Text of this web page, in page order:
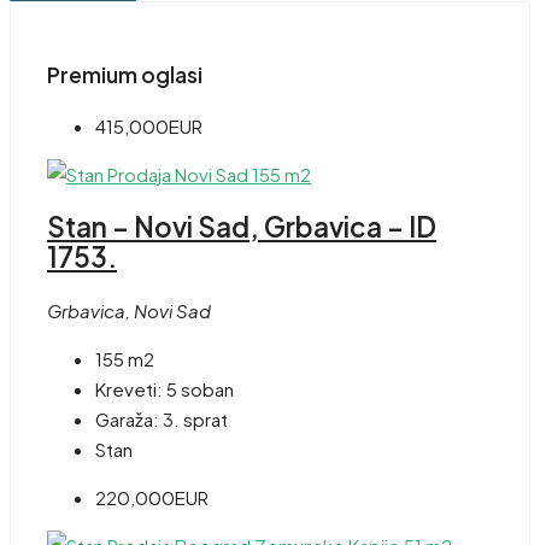
Premium oglasi
415,000EUR
Stan – Novi Sad, Grbavica – ID
1753.
Grbavica, Novi Sad
155 m2
Kreveti: 5 soban
Garaža: 3. sprat
Stan
220,000EUR